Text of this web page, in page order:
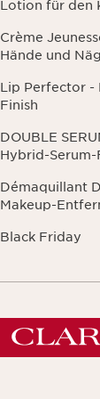
Lotion für den
Crème
Hände und
Lip Perfector -
Finish
DOUBLE
Hybrid-
Démaquillant
Makeup-
Black Friday